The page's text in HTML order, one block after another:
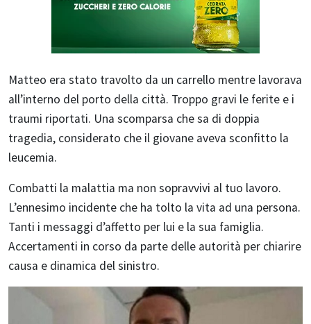
Matteo era stato travolto da un carrello mentre lavorava
all’interno del porto della città. Troppo gravi le ferite e i
traumi riportati. Una scomparsa che sa di doppia
tragedia, considerato che il giovane aveva sconfitto la
leucemia.
Combatti la malattia ma non sopravvivi al tuo lavoro.
L’ennesimo incidente che ha tolto la vita ad una persona.
Tanti i messaggi d’affetto per lui e la sua famiglia.
Accertamenti in corso da parte delle autorità per chiarire
causa e dinamica del sinistro.